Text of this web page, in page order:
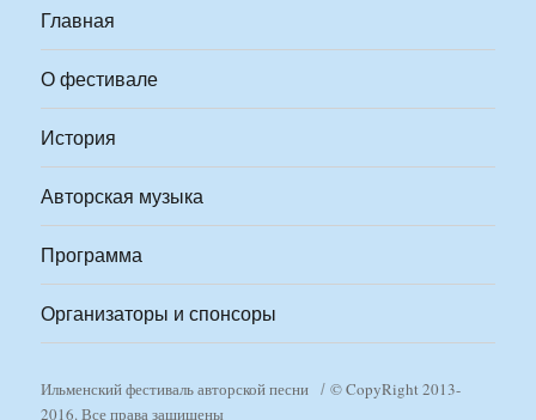
Главная
О фестивале
История
Авторская музыка
Программа
Организаторы и спонсоры
Ильменский фестиваль авторской песни
© CopyRight 2013-
2016. Все права защищены